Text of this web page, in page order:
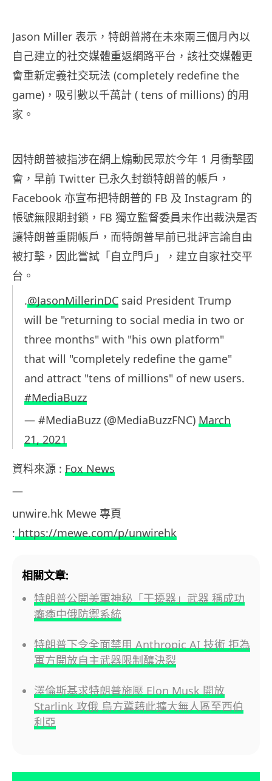
Jason Miller 表示，特朗普將在未來兩三個月內以
自己建立的社交媒體重返網路平台，該社交媒體更
會重新定義社交玩法 (completely redefine the
game)，吸引數以千萬計 ( tens of millions) 的用
家。
因特朗普被指涉在網上煽動民眾於今年 1 月衝擊國
會，早前 Twitter 已永久封鎖特朗普的帳戶，
Facebook 亦宣布把特朗普的 FB 及 Instagram 的
帳號無限期封鎖，FB 獨立監督委員未作出裁決是否
讓特朗普重開帳戶，而特朗普早前已批評言論自由
被打擊，因此嘗試「自立門戶」，建立自家社交平
台。
.@JasonMillerinDC said President Trump
will be "returning to social media in two or
three months" with "his own platform"
that will "completely redefine the game"
and attract "tens of millions" of new users.
#MediaBuzz
— #MediaBuzz (@MediaBuzzFNC) March
21, 2021
資料來源 : Fox News
—
unwire.hk Mewe 專頁
:https://mewe.com/p/unwirehk
相關文章:
特朗普公開美軍神秘「干擾器」武器 稱成功
癱瘓中俄防禦系統
特朗普下令全面禁用 Anthropic AI 技術 拒為
軍方開放自主武器限制釀決裂
澤倫斯基求特朗普施壓 Elon Musk 開放
Starlink 攻俄 烏方冀藉此擴大無人區至西伯
利亞